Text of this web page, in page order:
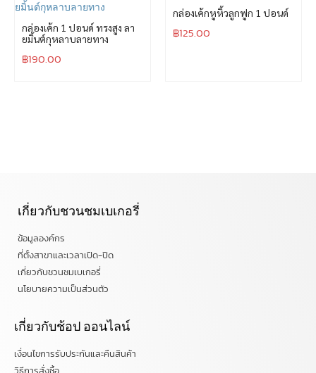
กล่องเค้ก 1 ปอนด์ ทรงสูง ลา
ยมิ้นต์กุหลาบลายทาง
฿190.00
กล่องเค้กหูหิ้วลูกฟูก 1 ปอนด์
฿125.00
เกี่ยวกับชวนชมเบเกอรี่
ข้อมูลองค์กร
ที่ตั้งสาขาและเวลาเปิด-ปิด
เกี่ยวกับชวนชมเบเกอรี่
นโยบายความเป็นส่วนตัว
เกี่ยวกับช้อป ออนไลน์
เงื่อนไขการรับประกันและคืนสินค้า